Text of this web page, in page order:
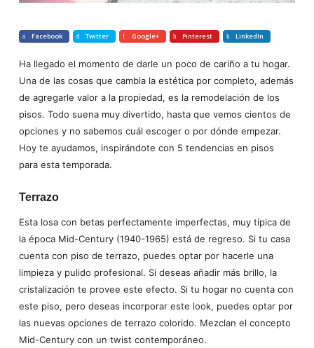
Facebook Twitter Google+ Pinterest LinkedIn
Ha llegado el momento de darle un poco de cariño a tu hogar.
Una de las cosas que cambia la estética por completo, además
de agregarle valor a la propiedad, es la remodelación de los
pisos. Todo suena muy divertido, hasta que vemos cientos de
opciones y no sabemos cuál escoger o por dónde empezar.
Hoy te ayudamos, inspirándote con 5 tendencias en pisos
para esta temporada.
Terrazo
Esta losa con betas perfectamente imperfectas, muy típica de
la época Mid-Century (1940-1965) está de regreso. Si tu casa
cuenta con piso de terrazo, puedes optar por hacerle una
limpieza y pulido profesional. Si deseas añadir más brillo, la
cristalización te provee este efecto. Si tu hogar no cuenta con
este piso, pero deseas incorporar este look, puedes optar por
las nuevas opciones de terrazo colorido. Mezclan el concepto
Mid-Century con un twist contemporáneo.